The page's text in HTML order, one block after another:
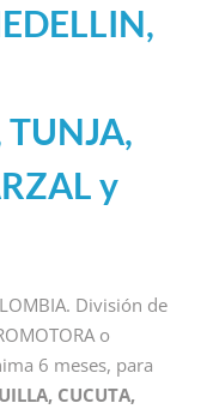
y
División de
o
6 meses, para
CUCUTA,